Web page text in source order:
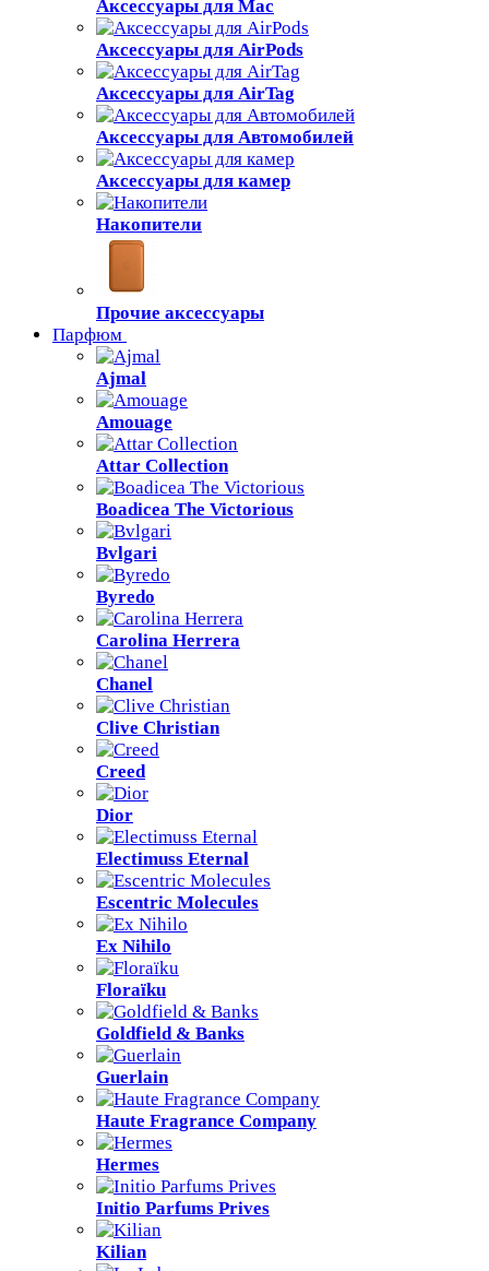
Аксессуары для Mac
Аксессуары для AirPods
Аксессуары для AirTag
Аксессуары для Автомобилей
Аксессуары для камер
Накопители
Прочие аксессуары
Парфюм
Ajmal
Amouage
Attar Collection
Boadicea The Victorious
Bvlgari
Byredo
Carolina Herrera
Chanel
Clive Christian
Creed
Dior
Electimuss Eternal
Escentric Molecules
Ex Nihilo
Floraïku
Goldfield & Banks
Guerlain
Haute Fragrance Company
Hermes
Initio Parfums Prives
Kilian